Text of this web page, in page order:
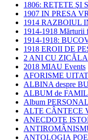
1806: REŢETE ŞI
1907 IN PRESA
1914 RAZBOIUL
1914-1918 Mărturii
1914-1918:
1918 EROII DE
2 ANI CU
2018 MIAU Events
AFORISME
ALBINA despre
ALBUM de
Album
ALTE CÂNTECE
ANECDOTE
ANTOLOGIA